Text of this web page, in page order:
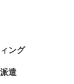
ング
遣